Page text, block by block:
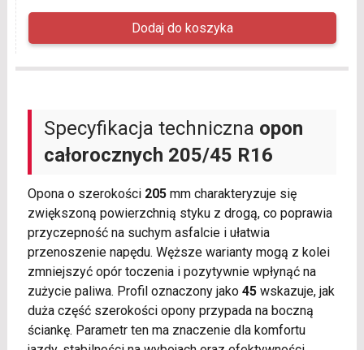
Specyfikacja techniczna opon
całorocznych 205/45 R16
Opona o szerokości 205mm charakteryzuje się
zwiększoną powierzchnią styku z drogą, co poprawia
przyczepność na suchym asfalcie i ułatwia
przenoszenie napędu. Węższe warianty mogą z kolei
zmniejszyć opór toczenia i pozytywnie wpłynąć na
zużycie paliwa. Profil oznaczony jako 45wskazuje, jak
duża część szerokości opony przypada na boczną
ściankę. Parametr ten ma znaczenie dla komfortu